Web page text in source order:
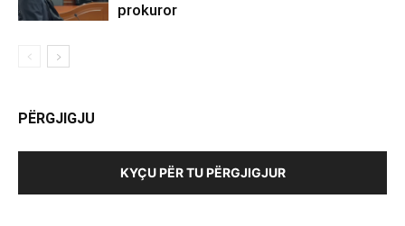
prokuror
PËRGJIGJU
KYÇU PËR TU PËRGJIGJUR